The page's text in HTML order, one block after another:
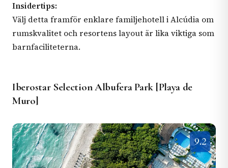
Insidertips:
Välj detta framför enklare familjehotell i Alcúdia om
rumskvalitet och resortens layout är lika viktiga som
barnfaciliteterna.
Iberostar Selection Albufera Park [Playa de
Muro]